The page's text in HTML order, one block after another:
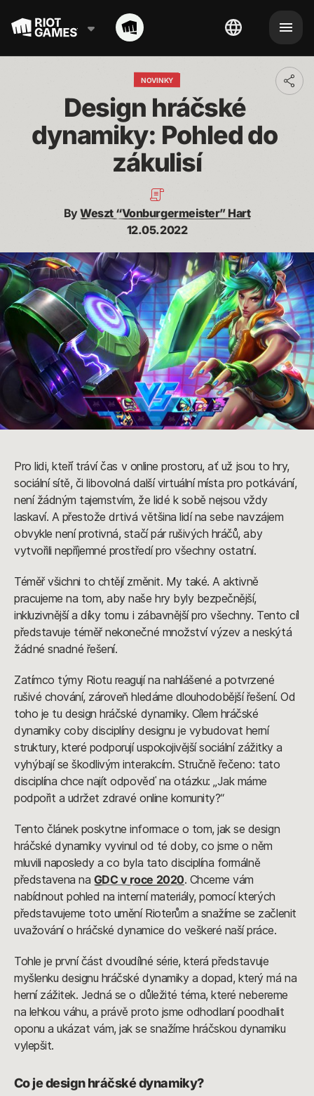
NOVINKY
Design hráčské
dynamiky: Pohled do
zákulisí
ByWeszt “Vonburgermeister” Hart
12.05.2022
Pro lidi, kteří tráví čas v online prostoru, ať už jsou to hry,
sociální sítě, či libovolná další virtuální místa pro potkávání,
není žádným tajemstvím, že lidé k sobě nejsou vždy
laskaví. A přestože drtivá většina lidí na sebe navzájem
obvykle není protivná, stačí pár rušivých hráčů, aby
vytvořili nepříjemné prostředí pro všechny ostatní.
Téměř všichni to chtějí změnit. My také. A aktivně
pracujeme na tom, aby naše hry byly bezpečnější,
inkluzivnější a díky tomu i zábavnější pro všechny. Tento cíl
představuje téměř nekonečné množství výzev a neskýtá
žádné snadné řešení.
Zatímco týmy Riotu reagují na nahlášené a potvrzené
rušivé chování, zároveň hledáme dlouhodobější řešení. Od
toho je tu design hráčské dynamiky. Cílem hráčské
dynamiky coby disciplíny designu je vybudovat herní
struktury, které podporují uspokojivější sociální zážitky a
vyhýbají se škodlivým interakcím. Stručně řečeno: tato
disciplína chce najít odpověď na otázku: „Jak máme
podpořit a udržet zdravé online komunity?“
Tento článek poskytne informace o tom, jak se design
hráčské dynamiky vyvinul od té doby, co jsme o něm
mluvili naposledy a co byla tato disciplína formálně
představena na GDC v roce 2020. Chceme vám
nabídnout pohled na interní materiály, pomocí kterých
představujeme toto umění Rioterům a snažíme se začlenit
uvažování o hráčské dynamice do veškeré naší práce.
Tohle je první část dvoudílné série, která představuje
myšlenku designu hráčské dynamiky a dopad, který má na
herní zážitek. Jedná se o důležité téma, které nebereme
na lehkou váhu, a právě proto jsme odhodlaní poodhalit
oponu a ukázat vám, jak se snažíme hráčskou dynamiku
vylepšit.
Co je design hráčské dynamiky?